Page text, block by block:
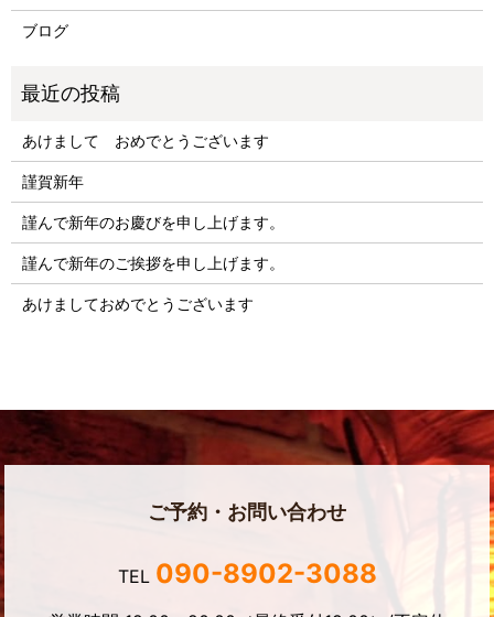
ブログ
あけまして おめでとうございます
謹賀新年
謹んで新年のお慶びを申し上げます。
謹んで新年のご挨拶を申し上げます。
あけましておめでとうございます
ご予約・お問い合わせ
TEL 090-8902-3088